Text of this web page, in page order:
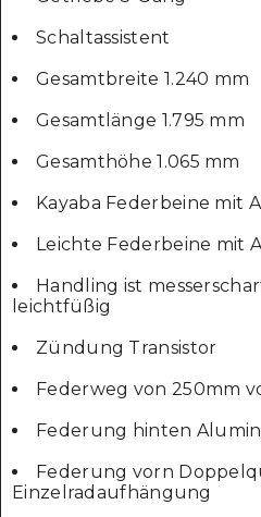
Schaltassistent
Gesamtbreite 1.240 mm
Gesamtlänge 1.795 mm
Gesamthöhe 1.065 mm
Kayaba Federbeine mit
Leichte Federbeine mit
Handling ist
leichtfüßig
Zündung Transistor
Federweg von 250mm
Federung hinten
Federung vorn
Einzelradaufhängung